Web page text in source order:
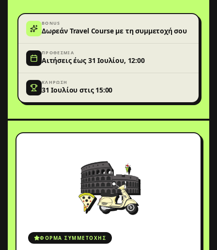
BONUS
Δωρεάν Travel Course με τη συμμετοχή σου
ΠΡΟΘΕΣΜΊΑ
Αιτήσεις έως 31 Ιουλίου, 12:00
ΚΛΉΡΩΣΗ
31 Ιουλίου στις 15:00
ΦΌΡΜΑ ΣΥΜΜΕΤΟΧΉΣ